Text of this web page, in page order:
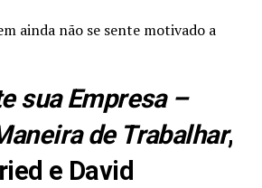
ainda não se sente motivado a
sua Empresa –
de Trabalhar,
e David